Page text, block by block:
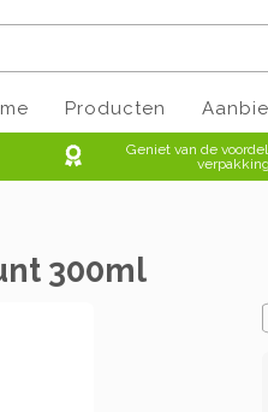
Producten
Geniet van de
300ml